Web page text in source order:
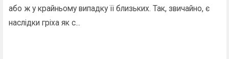
або ж у крайньому випадку її близьких. Так, звичайно, є
наслідки гріха як с...